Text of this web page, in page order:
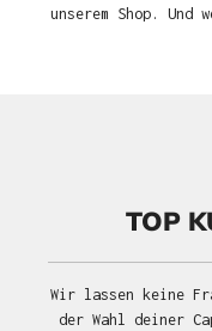
unserem Shop. Und
TOP
Wir lassen keine
der Wahl deiner